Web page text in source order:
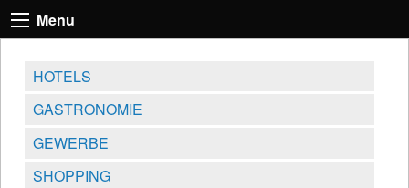
Menu
HOTELS
GASTRONOMIE
GEWERBE
SHOPPING